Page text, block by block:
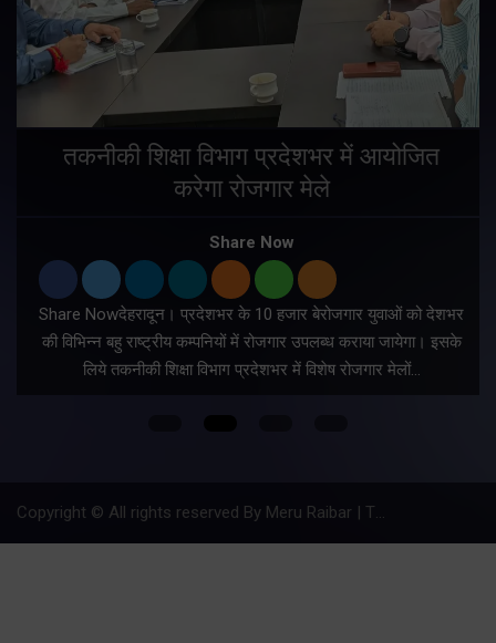
तकनीकी शिक्षा विभाग प्रदेशभर में आयोजित
करेगा रोजगार मेले
Share Now
Share Nowदेहरादून। प्रदेशभर के 10 हजार बेरोजगार युवाओं को देशभर
की विभिन्न बहु राष्ट्रीय कम्पनियों में रोजगार उपलब्ध कराया जायेगा। इसके
लिये तकनीकी शिक्षा विभाग प्रदेशभर में विशेष रोजगार मेलों…
Copyright © All rights reserved By Meru Raibar | Theme by